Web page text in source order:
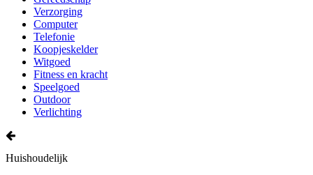
Verzorging
Computer
Telefonie
Koopjeskelder
Witgoed
Fitness en kracht
Speelgoed
Outdoor
Verlichting
Huishoudelijk